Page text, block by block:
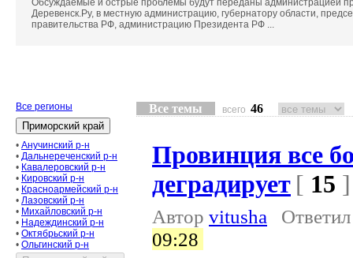
Обсуждаемые и острые проблемы будут переданы администрацией
Деревенск.Ру, в местную администрацию, губернатору области,
правительства РФ, администрацию Президента РФ ...
Все регионы
• Анучинский р-н
• Дальнереченский р-н
• Кавалеровский р-н
• Кировский р-н
• Красноармейский р-н
• Лазовский р-н
• Михайловский р-н
• Надеждинский р-н
• Октябрьский р-н
• Ольгинский р-н
Все темы всего 46
Провинция все
деградирует [ 15
Автор vitusha
09:28